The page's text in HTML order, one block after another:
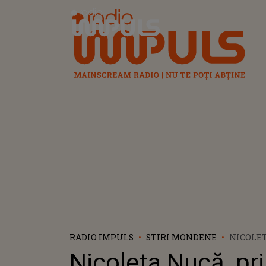
Radio Impuls
RADIO IMPULS STIRI MONDENE